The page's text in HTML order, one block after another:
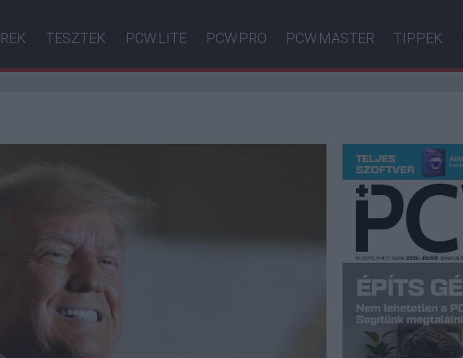
TESZTEK PCW.LITE PCW.PRO PCW.MASTER TIPPEK